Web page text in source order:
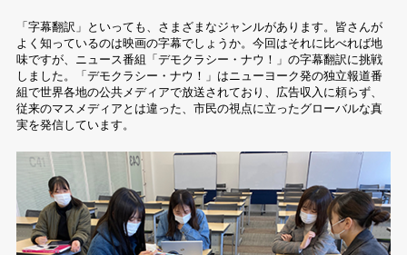
「字幕翻訳」といっても、さまざまなジャンルがあります。皆さんが
よく知っているのは映画の字幕でしょうか。今回はそれに比べれば地
味ですが、ニュース番組「デモクラシー・ナウ！」の字幕翻訳に挑戦
しました。「デモクラシー・ナウ！」はニューヨーク発の独立報道番
組で世界各地の公共メディアで放送されており、広告収入に頼らず、
従来のマスメディアとは違った、市民の視点に立ったグローバルな真
実を発信しています。